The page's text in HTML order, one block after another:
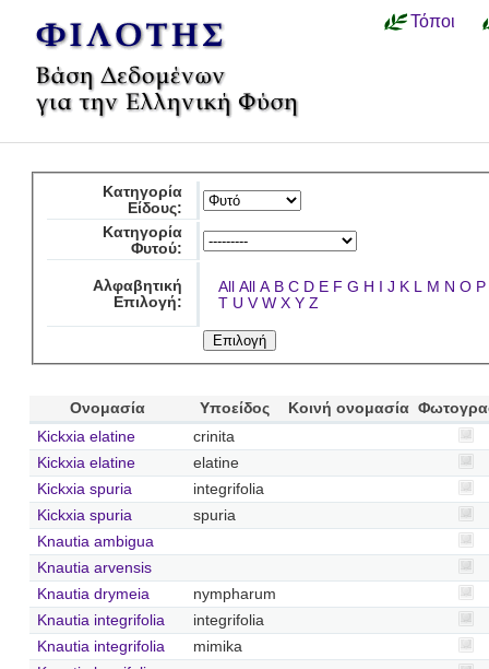
Τόποι
Κατηγορία
Είδους:
Κατηγορία
Φυτού:
Αλφαβητική
Επιλογή:
All All A B C D E F G H I J K L M N O P
T U V W X Y Z
Ονομασία Υποείδος Κοινή ονομασία
Kickxia elatine
crinita
Kickxia elatine
elatine
Kickxia spuria
integrifolia
Kickxia spuria
spuria
Knautia ambigua
Knautia arvensis
Knautia drymeia
nympharum
Knautia integrifolia
integrifolia
Knautia integrifolia
mimika